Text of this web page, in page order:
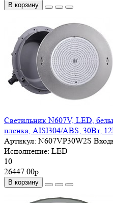
В корзину
Светильник N607V, LED,
пленка, AISI304/ABS, 30Вт,
Артикул:N607VP30W2S
Исполнение: LED
10
26447.00р.
В корзину